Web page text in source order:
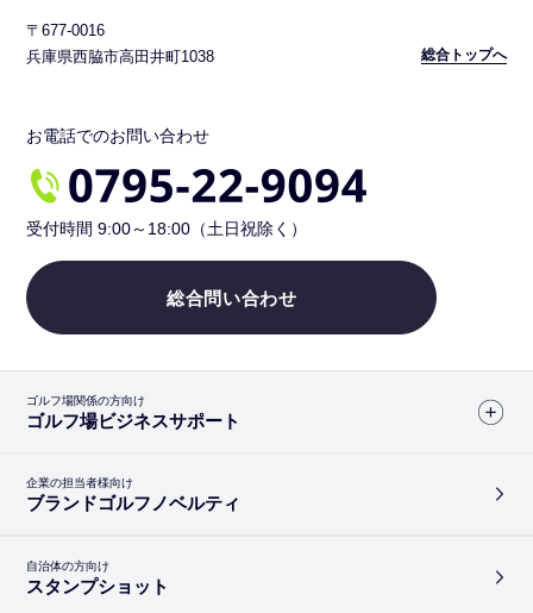
〒677-0016
兵庫県西脇市高田井町1038
総合トップへ
お電話でのお問い合わせ
受付時間 9:00～18:00（土日祝除く）
総合問い合わせ
ゴルフ場関係の方向け
ゴルフ場ビジネスサポート
企業の担当者様向け
ブランドゴルフノベルティ
自治体の方向け
スタンプショット